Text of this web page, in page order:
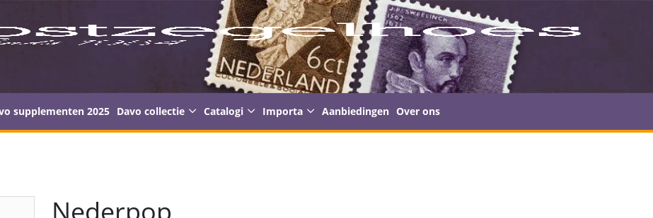
supplementen 2025 Davo collectie Catalogi Importa Aanbiedingen Over ons